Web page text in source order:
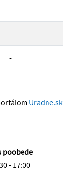
-
Uradne.sk
poobede
- 17:00